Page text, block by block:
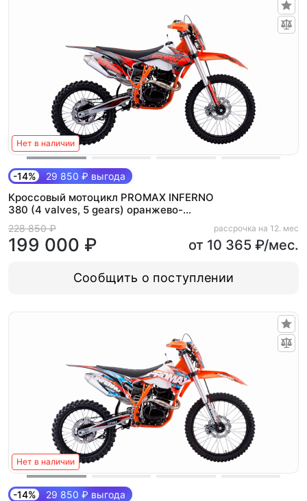
Нет в наличии
-14% 29 850 ₽ выгода
Кроссовый мотоцикл PROMAX INFERNO
380 (4 valves, 5 gears) оранжево-
черный
228 850 ₽
199 000 ₽
рассрочка на 12. мес
от 10 365 ₽/мес.
Сообщить о поступлении
Нет в наличии
-14% 29 850 ₽ выгода